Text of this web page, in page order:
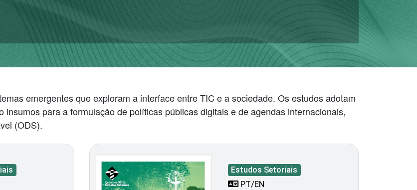
emergentes que exploram a interface entre TIC e a sociedade. Os estudos adotam
para a formulação de políticas públicas digitais e de agendas internacionais,
(ODS).
Estudos Setoriais
PT/EN